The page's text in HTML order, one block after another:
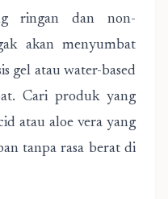
ringan dan non-
akan menyumbat
gel atau water-based
Cari produk yang
atau aloe vera yang
tanpa rasa berat di